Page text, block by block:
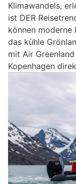
Klimawandels,
ist DER
können moderne
das kühle
mit Air
Kopenhagen